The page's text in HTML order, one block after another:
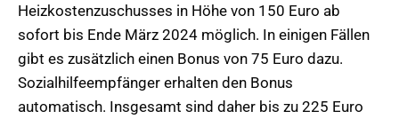
Heizkostenzuschusses in Höhe von 150 Euro ab
sofort bis Ende März 2024 möglich. In einigen Fällen
gibt es zusätzlich einen Bonus von 75 Euro dazu.
Sozialhilfeempfänger erhalten den Bonus
automatisch. Insgesamt sind daher bis zu 225 Euro